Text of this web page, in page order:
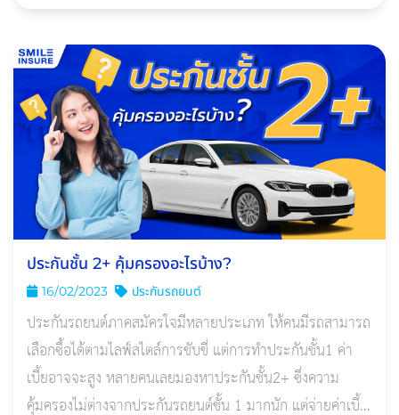
ประกันชั้นไหนดี?
ประกันชั้น 2+ คุ้มครองอะไรบ้าง?
16/02/2023 ประกันรถยนต์
ประกันรถยนต์ภาคสมัครใจมีหลายประเภท ให้คนมีรถสามารถ
เลือกซื้อได้ตามไลฟ์สไตล์การขับขี่ แต่การทําประกันชั้น1 ค่า
เบี้ยอาจจะสูง หลายคนเลยมองหาประกันชั้น2+ ซึ่งความ
คุ้มครองไม่ต่างจากประกันรถยนต์ชั้น 1 มากนัก แต่จ่ายค่าเบี้ย